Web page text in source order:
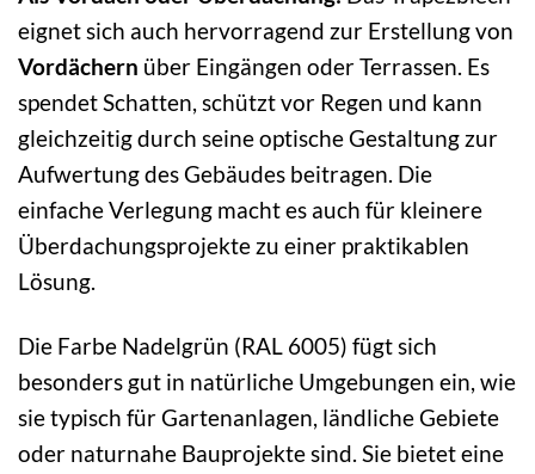
eignet sich auch hervorragend zur Erstellung von
Vordächern über Eingängen oder Terrassen. Es
spendet Schatten, schützt vor Regen und kann
gleichzeitig durch seine optische Gestaltung zur
Aufwertung des Gebäudes beitragen. Die
einfache Verlegung macht es auch für kleinere
Überdachungsprojekte zu einer praktikablen
Lösung.
Die Farbe Nadelgrün (RAL 6005) fügt sich
besonders gut in natürliche Umgebungen ein, wie
sie typisch für Gartenanlagen, ländliche Gebiete
oder naturnahe Bauprojekte sind. Sie bietet eine